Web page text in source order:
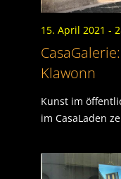
15. April 2021 -
Klawonn
Kunst im
im CasaLaden